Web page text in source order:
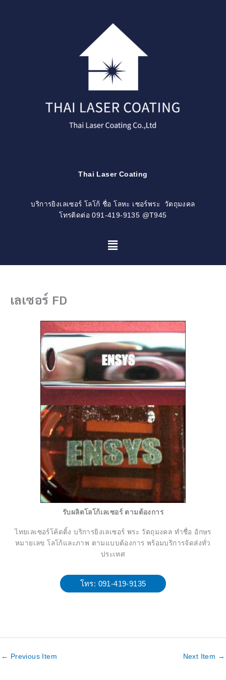
Thai Laser Coating
บริการยิงเลเซอร์ โลโก้ ชื่อ โลหะ เซอร์พระ วัตถุมงคล
โทรติดต่อ 091-419-9135 @T945
Menu
เลเซอร์ FD
รับผลิตโลโก้เลเซอร์ ตามต้องการ
ไทยเลเซอร์โค้ดติ้ง บริการยิงเลเซอร์ พระ วัตถุมงคล ทำชื่อ อักษร
หมายเลข โลโก้และภาพ ตามแบบต้องการ พร้อมบริการจัดส่งทั่ว
ประเทศ
โทร: 091-419-9135
← Previous Item Next Item →